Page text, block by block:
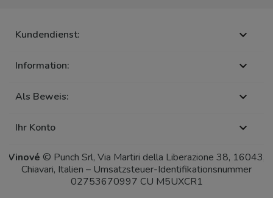
Kundendienst: 
Information: 
Als Beweis: 
Ihr Konto 
Vinové © Punch Srl, Via Martiri della Liberazione 38, 16043,
Chiavari, Italien – Umsatzsteuer-Identifikationsnummer
02753670997 CU M5UXCR1